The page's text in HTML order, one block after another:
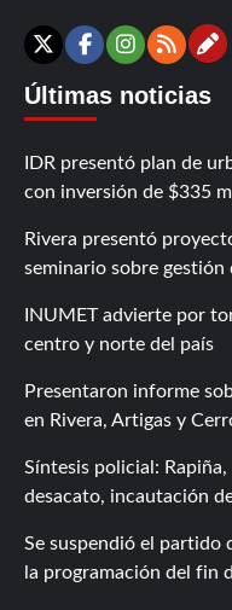
X Facebook
RSS
Últimas noticias
IDR presentó plan de
con inversión de $335
Rivera presentó
seminario sobre gestión
INUMET advierte por
centro y norte del país
Presentaron informe
en Rivera, Artigas y
Síntesis policial:
desacato, incautación
Se suspendió el partido
la programación del fin